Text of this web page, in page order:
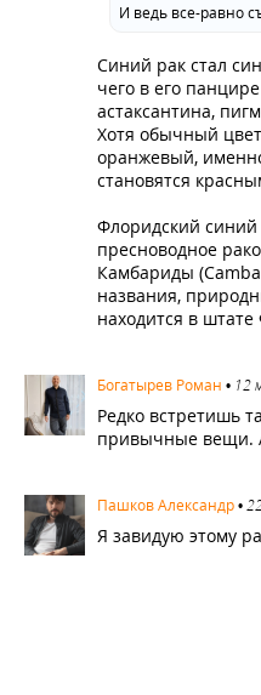
И ведь все-равно
Синий рак стал
чего в его
астаксантина,
Хотя обычный
оранжевый,
становятся
Флоридский
пресноводное
Камбариды
названия,
находится в
2198 Богатырев Роман • 12
Редко встретишь
привычные вещи.
3220 Пашков Александр•
Я завидую этому